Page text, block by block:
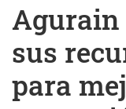
sus
para